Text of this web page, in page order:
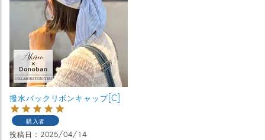
撥水バックリボンキャップ[C]
購入者
投稿日 2025/04/14